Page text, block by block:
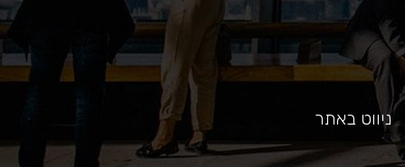
ניווט באתר